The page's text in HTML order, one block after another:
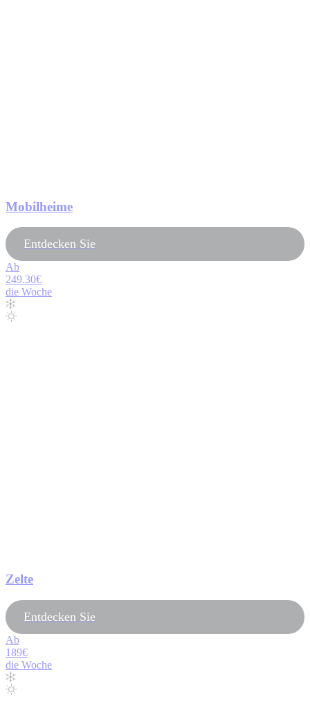
Mobilheime
Entdecken Sie
Ab
249.30€
die Woche
Zelte
Entdecken Sie
Ab
189€
die Woche